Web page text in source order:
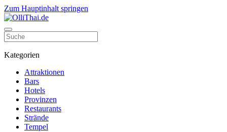
Zum Hauptinhalt springen
Kategorien
Attraktionen
Bars
Hotels
Provinzen
Restaurants
Strände
Tempel